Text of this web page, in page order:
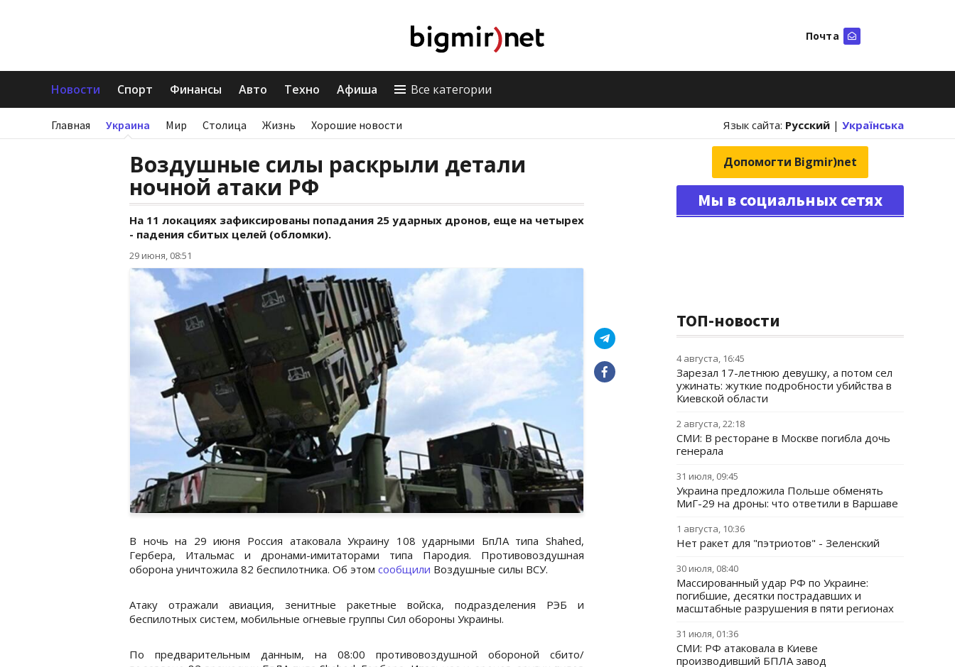
Почта
Новости Спорт Финансы Авто Техно Афиша Все категории
Главная Украина Мир Столица Жизнь Хорошие новости Язык сайта: Русский | Українська
Воздушные силы раскрыли детали
ночной атаки РФ
На 11 локациях зафиксированы попадания 25 ударных дронов, еще на четырех
- падения сбитых целей (обломки).
29 июня, 08:51
В ночь на 29 июня Россия атаковала Украину 108 ударными БпЛА типа Shahed,
Гербера, Итальмас и дронами-имитаторами типа Пародия. Противовоздушная
оборона уничтожила 82 беспилотника. Об этом сообщили Воздушные силы ВСУ.
Атаку отражали авиация, зенитные ракетные войска, подразделения РЭБ и
беспилотных систем, мобильные огневые группы Сил обороны Украины.
По предварительным данным, на 08:00 противовоздушной обороной сбито/
Допомогти Bigmir)net
Мы в социальных сетях
ТОП-новости
4 августа, 16:45
Зарезал 17-летнюю девушку, а потом сел
ужинать: жуткие подробности убийства в
Киевской области
2 августа, 22:18
СМИ: В ресторане в Москве погибла дочь
генерала
31 июля, 09:45
Украина предложила Польше обменять
МиГ-29 на дроны: что ответили в Варшаве
1 августа, 10:36
Нет ракет для "пэтриотов" - Зеленский
30 июля, 08:40
Массированный удар РФ по Украине:
погибшие, десятки пострадавших и
масштабные разрушения в пяти регионах
31 июля, 01:36
СМИ: РФ атаковала в Киеве
производивший БПЛА завод